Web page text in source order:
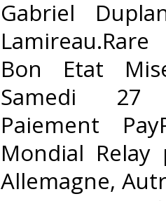
Gabriel
Bon Etat
Samedi 27
Paiement
Mondial
Allemagne,